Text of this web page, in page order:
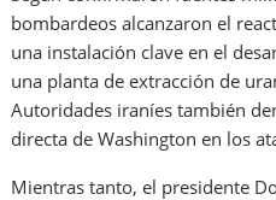
bombardeos alcanzaron el
una instalación clave en el
una planta de extracción de
Autoridades iraníes también
directa de Washington en los
Mientras tanto, el presidente